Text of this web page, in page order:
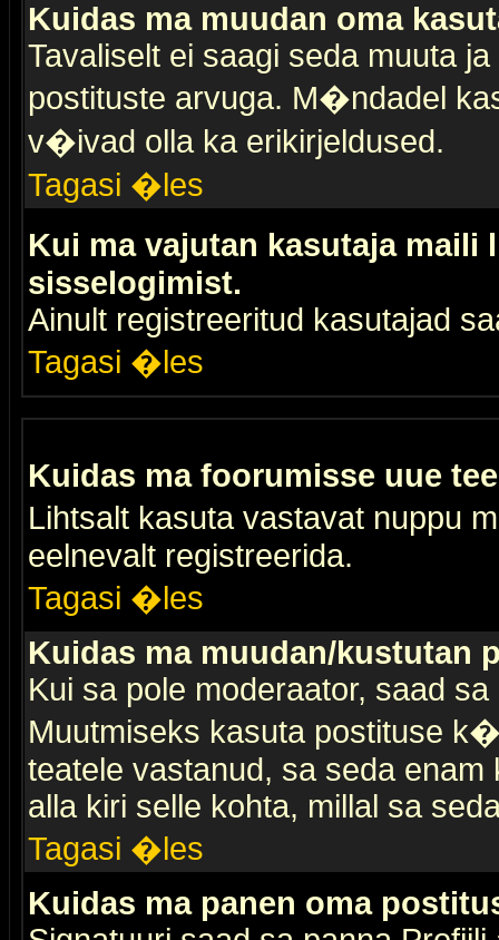
Kuidas ma muudan oma
Tavaliselt ei saagi seda muuta
postituste arvuga. M�ndadel
v�ivad olla ka erikirjeldused.
Tagasi �les
Kui ma vajutan kasutaja
sisselogimist.
Ainult registreeritud kasutajad
Tagasi �les
Kuidas ma foorumisse uue
Lihtsalt kasuta vastavat nuppu
eelnevalt registreerida.
Tagasi �les
Kuidas ma muudan/kustutan
Kui sa pole moderaator, saad
Muutmiseks kasuta postituse
teatele vastanud, sa seda
alla kiri selle kohta, millal sa
Tagasi �les
Kuidas ma panen oma